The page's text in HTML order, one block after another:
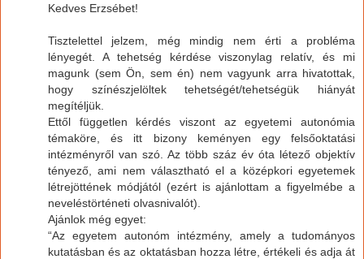
Kedves Erzsébet!
Tisztelettel jelzem, még mindig nem érti a probléma
lényegét. A tehetség kérdése viszonylag relatív, és mi
magunk (sem Ön, sem én) nem vagyunk arra hivatottak,
hogy színészjelöltek tehetségét/tehetségük hiányát
megítéljük.
Ettől független kérdés viszont az egyetemi autonómia
témaköre, és itt bizony keményen egy felsőoktatási
intézményről van szó. Az több száz év óta létező objektív
tényező, ami nem választható el a középkori egyetemek
létrejöttének módjától (ezért is ajánlottam a figyelmébe a
neveléstörténeti olvasnivalót).
Ajánlok még egyet:
“Az egyetem autonóm intézmény, amely a tudományos
kutatásban és az oktatásban hozza létre, értékeli és adja át